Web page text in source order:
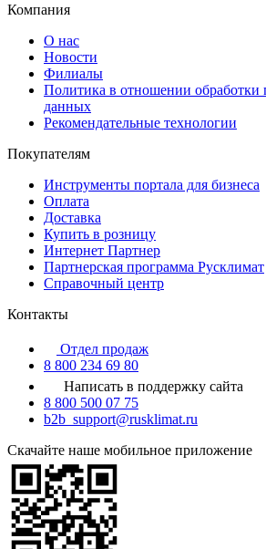
Компания
О нас
Новости
Филиалы
Политика в отношении обработки
данных
Рекомендательные технологии
Покупателям
Инструменты портала для бизнеса
Оплата
Доставка
Купить в розницу
Интернет Партнер
Партнерская программа Русклимат
Справочный центр
Контакты
Отдел продаж
8 800 234 69 80
Написать в поддержку сайта
8 800 500 07 75
b2b_support@rusklimat.ru
Скачайте наше мобильное приложение